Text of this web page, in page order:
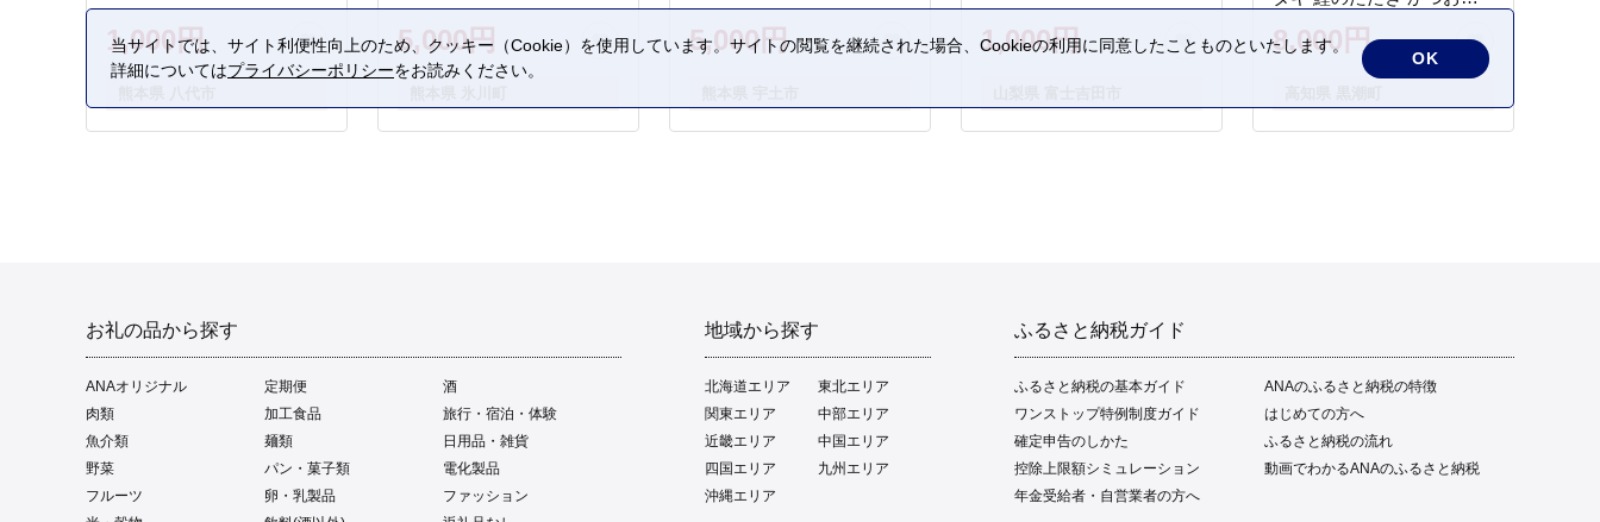
1,000円 5,000円 5,000円 1,000円
タタキ 藁焼き わら焼き 魚
さかな 海鮮 刺身 お刺身 冷
凍 ご家庭用 グルメ 特産品
フト 贈答品 人気 返礼品 ふ
8,000円
お礼の品から探す
ANAオリジナル 定期便
酒
肉類
加工食品
旅行・宿泊・体験
魚介類
麺類
日用品・雑貨
野菜
パン・菓子類
電化製品
フルーツ
卵・乳製品
ファッション
地域から探す
北海道エリア
東北エリア
関東エリア
中部エリア
近畿エリア
中国エリア
四国エリア
九州エリア
沖縄エリア
ふるさと納税ガイド
ふるさと納税の基本ガイド
ANAのふるさと納税の特徴
ワンストップ特例制度ガイド
はじめての方へ
確定申告のしかた
ふるさと納税の流れ
控除上限額シミュレーション
動画でわかるANAのふるさと納税
年金受給者・自営業者の方へ
当サイトでは、サイト利便性向上のため、クッキー（Cookie）を使用しています。サイトの閲覧を継続された場合、Cookieの利用に同意したことものといたします。
詳細についてはプライバシーポリシーをお読みください。
OK